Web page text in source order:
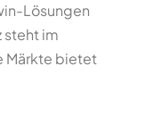
Lösungen
steht im
Märkte bietet